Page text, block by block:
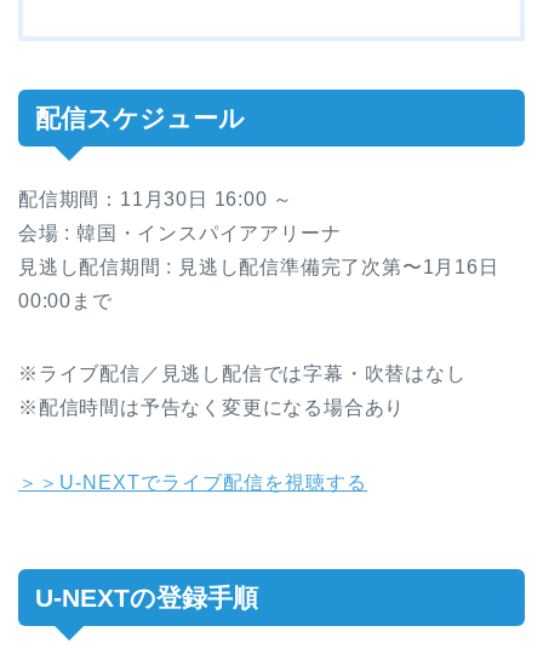
配信スケジュール
配信期間：11月30日 16:00 ～
会場 : 韓国・インスパイアアリーナ
見逃し配信期間 : 見逃し配信準備完了次第〜1月16日
00:00まで
※ライブ配信／見逃し配信では字幕・吹替はなし
※配信時間は予告なく変更になる場合あり
＞＞U-NEXTでライブ配信を視聴する
U-NEXTの登録手順